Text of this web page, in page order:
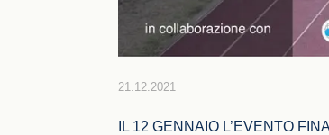
21.12.2021
IL 12 GENNAIO L’EVENTO